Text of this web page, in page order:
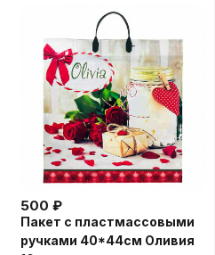
500 ₽
Пакет с пластмассовыми
ручками 40*44см Оливия